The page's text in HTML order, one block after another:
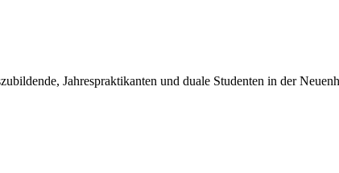
Jahrespraktikanten und duale Studenten in der